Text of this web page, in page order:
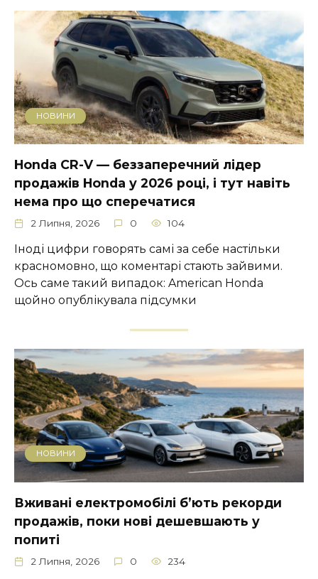
НОВИНИ
Honda CR-V — беззаперечний лідер
продажів Honda у 2026 році, і тут навіть
нема про що сперечатися
2 Липня, 2026 0 104
Іноді цифри говорять самі за себе настільки
красномовно, що коментарі стають зайвими.
Ось саме такий випадок: American Honda
щойно опублікувала підсумки
НОВИНИ
Вживані електромобілі б’ють рекорди
продажів, поки нові дешевшають у
попиті
2 Липня, 2026 0 234